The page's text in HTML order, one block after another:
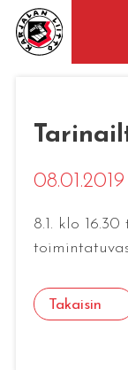
8.1. klo
Takaisin